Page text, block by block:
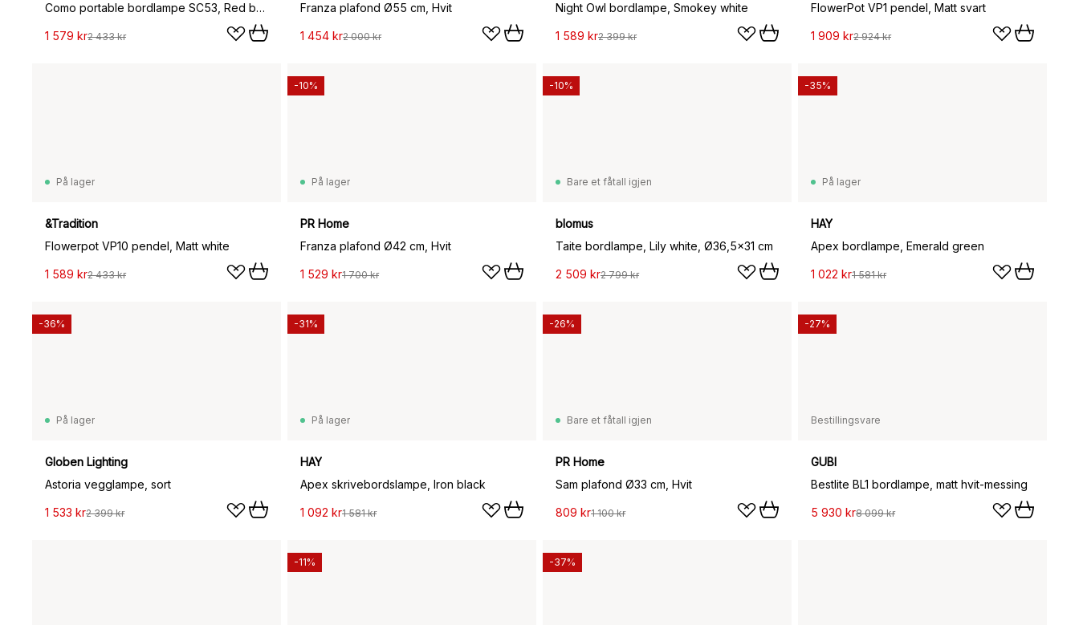
Como portable bordlampe SC53, Red brown
1 579 kr2 433 kr
Franza plafond Ø55 cm, Hvit
1 454 kr2 000 kr
Night Owl bordlampe, Smokey white
1 589 kr2 399 kr
FlowerPot VP1 pendel, Matt svart
1 909 kr2 924 kr
På lager
&Tradition
Flowerpot VP10 pendel, Matt white
1 589 kr2 433 kr
På lager
PR Home
Franza plafond Ø42 cm, Hvit
1 529 kr1 700 kr
-10%
Bare et fåtall igjen
blomus
Taite bordlampe, Lily white, Ø36,5x31 cm
2 509 kr2 799 kr
-10%
På lager
HAY
Apex bordlampe, Emerald green
1 022 kr1 581 kr
-35%
På lager
Globen Lighting
Astoria vegglampe, sort
1 533 kr2 399 kr
-36%
På lager
HAY
Apex skrivebordslampe, Iron black
1 092 kr1 581 kr
-31%
Bare et fåtall igjen
PR Home
Sam plafond Ø33 cm, Hvit
809 kr1 100 kr
-26%
Bestillingsvare
GUBI
Bestlite BL1 bordlampe, matt hvit-messing
5 930 kr8 099 kr
-27%
-11% -37%